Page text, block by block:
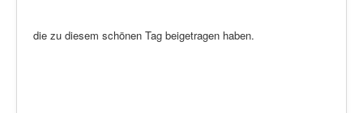
die zu diesem schönen Tag beigetragen haben.